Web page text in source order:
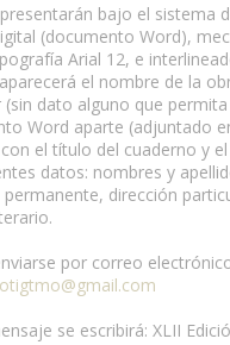
bajo el sistema
(documento Word),
Arial 12, e
el nombre de la
dato alguno que
Word aparte (adjuntado
el título del cuaderno y
datos: nombres y
dirección
por correo
se escribirá: XLII